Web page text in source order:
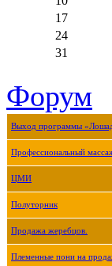
17
24
31
Форум
Выход программы
Профессиональный
ЦМИ
Полуторник
Продажа жеребцов.
Племенные пони на